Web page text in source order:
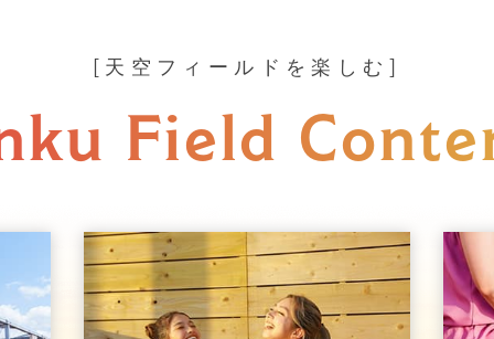
天空フィールドを楽しむ
Field